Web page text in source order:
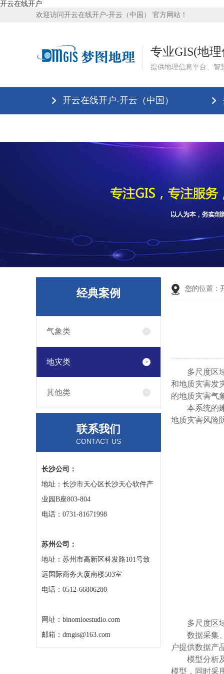
开云在线开户
欢迎访问开云在线开户-开云（中国） 官方网站！
专业GIS(地
提供地理信息平台、智
开云在线开户-开云（中国）
经典案例
气象类
地灾类
其他类
联系我们
CONTACT US
长沙公司：
地址：长沙市天心区长沙天心软件产
业园B座803-804
电话：0731-81671998
苏州公司：
地址：苏州市高新区科发路101号致
远国际商务大厦南楼503室
电话：0512-66806280
网址：binomioestudio.com
邮箱：dmgis@163.com
您的位置：
多尺度区
和地质灾害发
的地质灾害气
本系统的
地质灾害风险
多尺度区
数据采集
户提供数据产
模型分析
模型，同时采